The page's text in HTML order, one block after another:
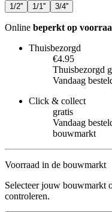
1/2'' 1/1'' 3/4''
Online beperkt op
Thuisbezorgd
€4.95
Thuisbezorgd
Vandaag
Click & collect
gratis
Vandaag
bouwmarkt
Voorraad in de bouwmarkt
Selecteer jouw bouwmarkt
controleren.